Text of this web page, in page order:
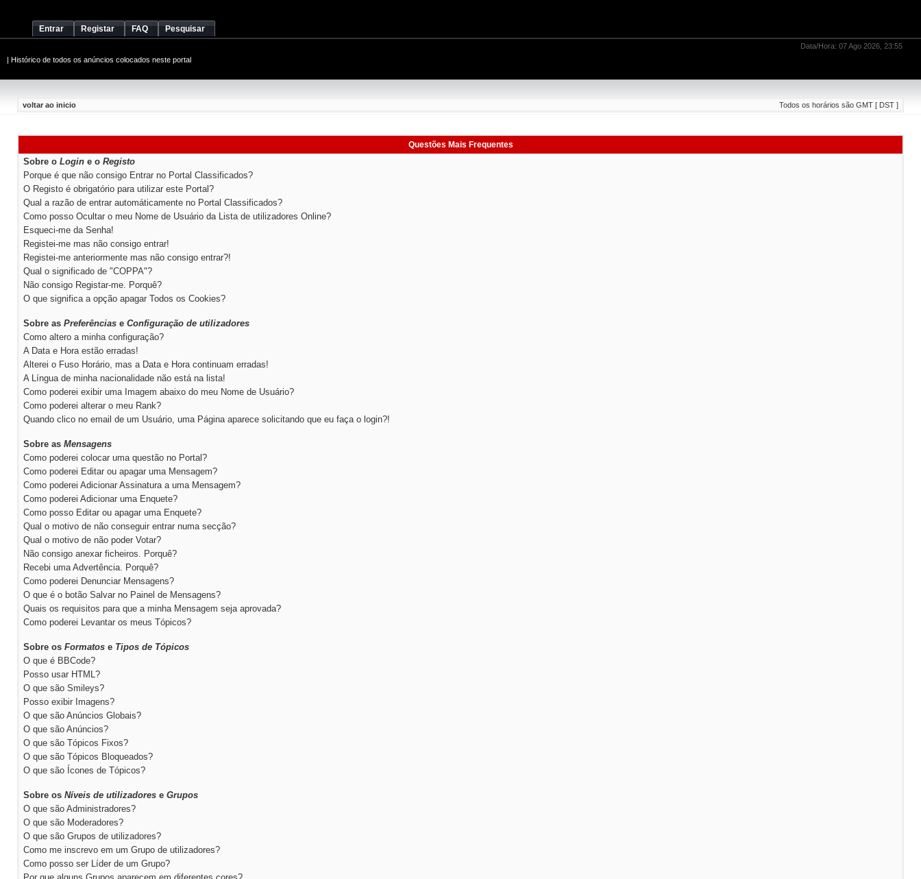
Entrar Registar FAQ Pesquisar
Data/Hora: 07 Ago 2026, 23:55
| Histórico de todos os anúncios colocados neste portal
voltar ao inicio Todos os horários são GMT [ DST ]
Questões Mais Frequentes
Sobre o Login e o Registo
Porque é que não consigo Entrar no Portal Classificados?
O Registo é obrigatório para utilizar este Portal?
Qual a razão de entrar automáticamente no Portal Classificados?
Como posso Ocultar o meu Nome de Usuário da Lista de utilizadores Online?
Esqueci-me da Senha!
Registei-me mas não consigo entrar!
Registei-me anteriormente mas não consigo entrar?!
Qual o significado de "COPPA"?
Não consigo Registar-me. Porquê?
O que significa a opção apagar Todos os Cookies?
Sobre as Preferências e Configuração de utilizadores
Como altero a minha configuração?
A Data e Hora estão erradas!
Alterei o Fuso Horário, mas a Data e Hora continuam erradas!
A Língua de minha nacionalidade não está na lista!
Como poderei exibir uma Imagem abaixo do meu Nome de Usuário?
Como poderei alterar o meu Rank?
Quando clico no email de um Usuário, uma Página aparece solicitando que eu faça o login?!
Sobre as Mensagens
Como poderei colocar uma questão no Portal?
Como poderei Editar ou apagar uma Mensagem?
Como poderei Adicionar Assinatura a uma Mensagem?
Como poderei Adicionar uma Enquete?
Como posso Editar ou apagar uma Enquete?
Qual o motivo de não conseguir entrar numa secção?
Qual o motivo de não poder Votar?
Não consigo anexar ficheiros. Porquê?
Recebi uma Advertência. Porquê?
Como poderei Denunciar Mensagens?
O que é o botão Salvar no Painel de Mensagens?
Quais os requisitos para que a minha Mensagem seja aprovada?
Como poderei Levantar os meus Tópicos?
Sobre os Formatos e Tipos de Tópicos
O que é BBCode?
Posso usar HTML?
O que são Smileys?
Posso exibir Imagens?
O que são Anúncios Globais?
O que são Anúncios?
O que são Tópicos Fixos?
O que são Tópicos Bloqueados?
O que são Ícones de Tópicos?
Sobre os Níveis de utilizadores e Grupos
O que são Administradores?
O que são Moderadores?
O que são Grupos de utilizadores?
Como me inscrevo em um Grupo de utilizadores?
Como posso ser Líder de um Grupo?